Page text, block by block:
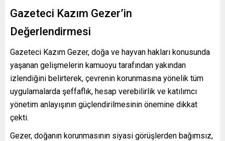
Gazeteci Kazım Gezer’in
Değerlendirmesi
Gazeteci Kazım Gezer, doğa ve hayvan hakları konusunda
yaşanan gelişmelerin kamuoyu tarafından yakından
izlendiğini belirterek, çevrenin korunmasına yönelik tüm
uygulamalarda şeffaflık, hesap verebilirlik ve katılımcı
yönetim anlayışının güçlendirilmesinin önemine dikkat
çekti.
Gezer, doğanın korunmasının siyasi görüşlerden bağımsız,